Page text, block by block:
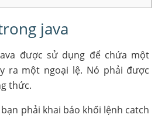
java
được sử dụng để chứa một
ra một ngoại lệ. Nó phải được
thức.
phải khai báo khối lệnh catch